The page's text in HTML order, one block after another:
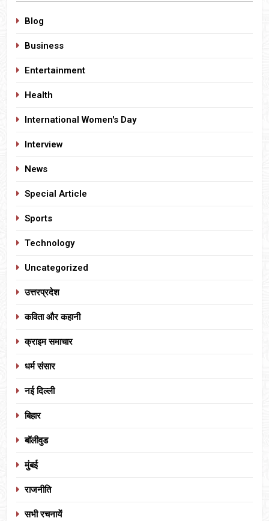
Blog
Business
Entertainment
Health
International Women's Day
Interview
News
Special Article
Sports
Technology
Uncategorized
उत्तरप्रदेश
कविता और कहानी
क्राइम समाचार
धर्म संसार
नई दिल्ली
बिहार
बॉलीवुड
मुंबई
राजनीति
सभी रचनायें